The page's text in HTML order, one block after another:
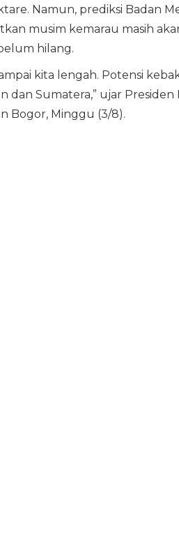
Namun, prediksi Badan
musim kemarau masih
hilang.
kita lengah. Potensi
dan Sumatera,” ujar
Bogor, Minggu (3/8).